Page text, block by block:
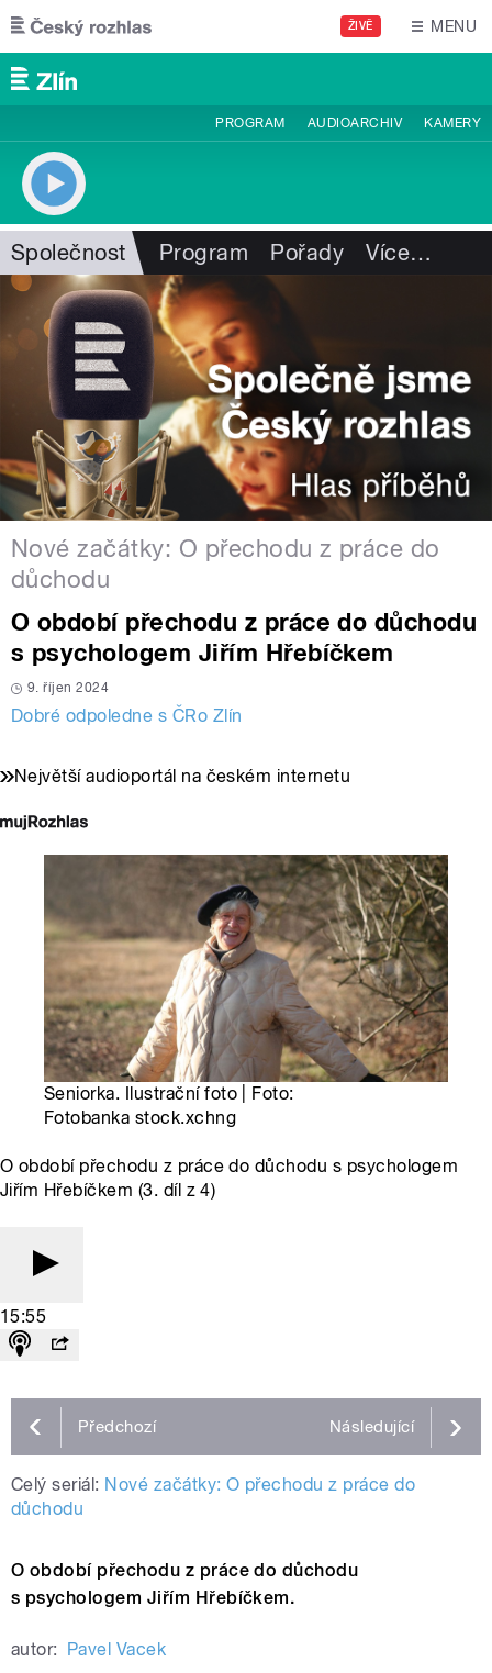
Přejít k hlavnímu obsahu
ŽIVĚ MENU
PROGRAM AUDIOARCHIV KAMERY
Společnost Program Pořady Více…
Nové začátky: O přechodu z práce do
důchodu
O období přechodu z práce do důchodu
s psychologem Jiřím Hřebíčkem
9. říjen 2024
Dobré odpoledne s ČRo Zlín
Největší audioportál na českém internetu
Seniorka. Ilustrační foto | Foto:
Fotobanka stock.xchng
O období přechodu z práce do důchodu s psychologem
Jiřím Hřebíčkem (3. díl z 4)
15:55
Předchozí Následující
Celý seriál: Nové začátky: O přechodu z práce do
důchodu
O období přechodu z práce do důchodu
s psychologem Jiřím Hřebíčkem.
autor: Pavel Vacek